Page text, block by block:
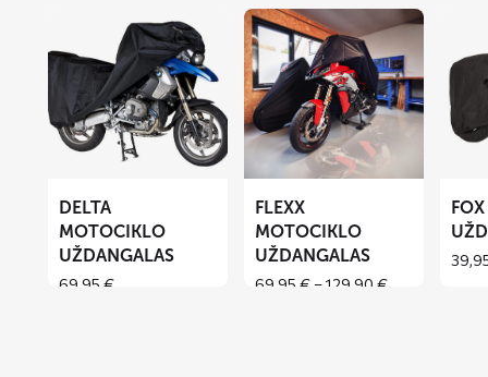
meer
over
DELTA
motociklo
uždangalas
DELTA
MOTOCIKLO
UŽDANGALAS
69,95 €
Lees
meer
over
FLEXX
motociklo
uždangalas
FLEXX
MOTOCIKLO
UŽDANGALAS
69,95€–129,90€Price
over
FOX